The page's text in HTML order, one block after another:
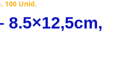
8.5×12,5cm,